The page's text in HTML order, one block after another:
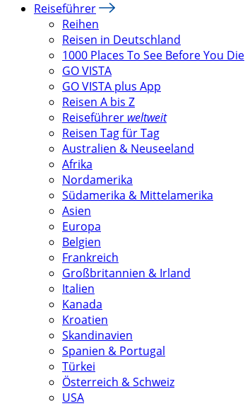
Reiseführer
Reihen
Reisen in Deutschland
1000 Places To See Before You Die
GO VISTA
GO VISTA plus App
Reisen A bis Z
Reiseführer weltweit
Reisen Tag für Tag
Australien & Neuseeland
Afrika
Nordamerika
Südamerika & Mittelamerika
Asien
Europa
Belgien
Frankreich
Großbritannien & Irland
Italien
Kanada
Kroatien
Skandinavien
Spanien & Portugal
Türkei
Österreich & Schweiz
USA